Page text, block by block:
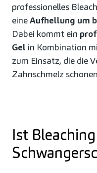
professionelles
eineAufhellung um
Dabei kommt ein
Gel in Kombination
zum Einsatz, die die
Zahnschmelz
Ist